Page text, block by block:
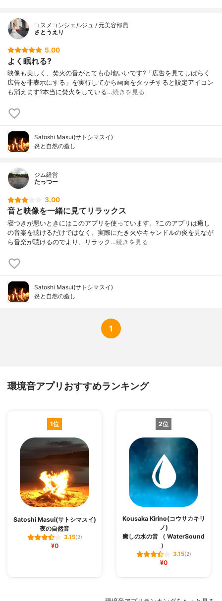
コスメコンシェルジュ / 元美容部員
さとうえり
5.00
よく眠れる?
映像も美しく、焚火の音がとても心地いいです?「広告を見てしばらく
広告を非表示にする」を実行してから画面をタッチすると設定アイコン
も消えます?本当に焚火をしている…続きを見る
Satoshi Masui(サトシマスイ)
炎と自然の癒‪し
ジム経営
たっつー
3.00
音と映像を一緒に見てリラックス
寝つきが悪いときにはこのアプリを使っています。?このアプリは癒し
の音楽を聴けるだけではなく、実際にたき火やキャンドルの炎を見なが
ら音楽が聴けるのでより、リラック…続きを見る
Satoshi Masui(サトシマスイ)
炎と自然の癒‪し
1
環境音アプリおすすめランキング
1位
Satoshi Masui(サトシマスイ)
夜の自然音
3.15(2)
¥0
2位
Kousaka Kirino(コウサカキリ
ノ)
癒しの水の音 （ WaterSound
‪）‬
3.15(2)
¥0